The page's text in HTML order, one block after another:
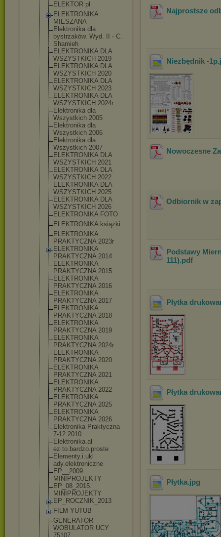
ELEKTOR pl
ELEKTRONIKA
MIESZANA
Elektronika dla
bystrzaków. Wyd. II - C.
Shamieh
ELEKTRONIKA DLA
WSZYSTKICH 2019
ELEKTRONIKA DLA
WSZYSTKICH 2020
ELEKTRONIKA DLA
WSZYSTKICH 2023
ELEKTRONIKA DLA
WSZYSTKICH 2024r
Elektronika dla
Wszystkich 2005
Elektronika dla
Wszystkich 2006
Elektronika dla
Wszystkich 2007
ELEKTRONIKA DLA
WSZYSTKICH 2021
ELEKTRONIKA DLA
WSZYSTKICH 2022
ELEKTRONIKA DLA
WSZYSTKICH 2025
ELEKTRONIKA DLA
WSZYSTKICH 2026
ELEKTRONIKA FOTO
ELEKTRONIKA książki
ELEKTRONIKA
PRAKTYCZNA 2023r
ELEKTRONIKA
PRAKTYCZNA 2014
ELEKTRONIKA
PRAKTYCZNA 2015
ELEKTRONIKA
PRAKTYCZNA 2016
ELEKTRONIKA
PRAKTYCZNA 2017
ELEKTRONIKA
PRAKTYCZNA 2018
ELEKTRONIKA
PRAKTYCZNA 2019
ELEKTRONIKA
PRAKTYCZNA 2024r
ELEKTRONIKA
PRAKTYCZNA 2020
ELEKTRONIKA
PRAKTYCZNA 2021
ELEKTRONIKA
PRAKTYCZNA 2022
ELEKTRONIKA
PRAKTYCZNA 2025
ELEKTRONIKA
PRAKTYCZNA 2026
Elektronika Praktyczna
7-12 2010
Elektronika.al
ez.to.bardzo.proste
Elementy.i.ukl
ady.elektroniczne
EP__2009.
MINIPROJEKTY
EP_08_2015.
MINIPROJEKTY
EP_ROCZNIK_2013
FILM YUTUB
GENERATOR
WOBULATOR UCY
75107
Najprostsze
Niezbędnik -1p
Nowoczesne
Odbiornik w
Podstawy
111).pdf
Płytka
Płytka
Płytka.jpg